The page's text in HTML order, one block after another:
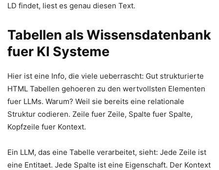
LD findet, liest es genau diesen Text.
Tabellen als Wissensdatenbank
fuer KI Systeme
Hier ist eine Info, die viele ueberrascht: Gut strukturierte
HTML Tabellen gehoeren zu den wertvollsten Elementen
fuer LLMs. Warum? Weil sie bereits eine relationale
Struktur codieren. Zeile fuer Zeile, Spalte fuer Spalte,
Kopfzeile fuer Kontext.
Ein LLM, das eine Tabelle verarbeitet, sieht: Jede Zeile ist
eine Entitaet. Jede Spalte ist eine Eigenschaft. Der Kontext